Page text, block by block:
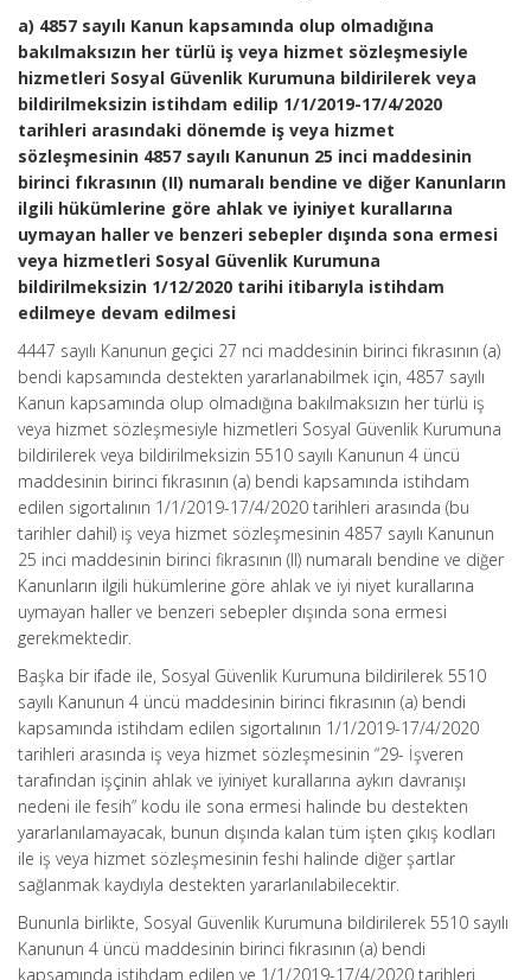
a) 4857 sayılı Kanun kapsamında olup olmadığına
bakılmaksızın her türlü iş veya hizmet sözleşmesiyle
hizmetleri Sosyal Güvenlik Kurumuna bildirilerek veya
bildirilmeksizin istihdam edilip 1/1/2019-17/4/2020
tarihleri arasındaki dönemde iş veya hizmet
sözleşmesinin 4857 sayılı Kanunun 25 inci maddesinin
birinci fıkrasının (II) numaralı bendine ve diğer Kanunların
ilgili hükümlerine göre ahlak ve iyiniyet kurallarına
uymayan haller ve benzeri sebepler dışında sona ermesi
veya hizmetleri Sosyal Güvenlik Kurumuna
bildirilmeksizin 1/12/2020 tarihi itibarıyla istihdam
edilmeye devam edilmesi
4447 sayılı Kanunun geçici 27 nci maddesinin birinci fıkrasının (a)
bendi kapsamında destekten yararlanabilmek için, 4857 sayılı
Kanun kapsamında olup olmadığına bakılmaksızın her türlü iş
veya hizmet sözleşmesiyle hizmetleri Sosyal Güvenlik Kurumuna
bildirilerek veya bildirilmeksizin 5510 sayılı Kanunun 4 üncü
maddesinin birinci fıkrasının (a) bendi kapsamında istihdam
edilen sigortalının 1/1/2019-17/4/2020 tarihleri arasında (bu
tarihler dahil) iş veya hizmet sözleşmesinin 4857 sayılı Kanunun
25 inci maddesinin birinci fikrasının (II) numaralı bendine ve diğer
Kanunların ilgili hükümlerine göre ahlak ve iyi niyet kurallarına
uymayan haller ve benzeri sebepler dışında sona ermesi
gerekmektedir.
Başka bir ifade ile, Sosyal Güvenlik Kurumuna bildirilerek 5510
sayılı Kanunun 4 üncü maddesinin birinci fıkrasının (a) bendi
kapsamında istihdam edilen sigortalının 1/1/2019-17/4/2020
tarihleri arasında iş veya hizmet sözleşmesinin “29- İşveren
tarafından işçinin ahlak ve iyiniyet kurallarına aykırı davranışı
nedeni ile fesih” kodu ile sona ermesi halinde bu destekten
yararlanılamayacak, bunun dışında kalan tüm işten çıkış kodları
ile iş veya hizmet sözleşmesinin feshi halinde diğer şartlar
sağlanmak kaydıyla destekten yararlanılabilecektir.
Bununla birlikte, Sosyal Güvenlik Kurumuna bildirilerek 5510 sayılı
Kanunun 4 üncü maddesinin birinci fıkrasının (a) bendi
kapsamında istihdam edilen ve 1/1/2019-17/4/2020 tarihleri